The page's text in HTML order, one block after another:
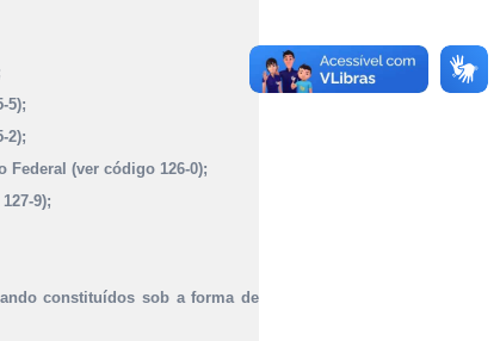
5);
2);
(ver código 126-0);
9);
constituídos sob a forma de